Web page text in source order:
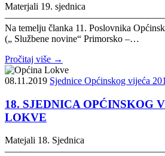
Materjali 19. sjednica
Na temelju članka 11. Poslovnika
(„ Službene novine“ Primorsko –…
Pročitaj više →
08.11.2019 Sjednice Općinskog vijeća
18. SJEDNICA OPĆINSKOG
LOKVE
Matejali 18. Sjednica